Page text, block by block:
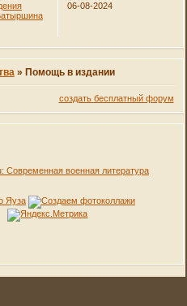
06-08-2024
» Помощь в издании
создать бесплатный форум